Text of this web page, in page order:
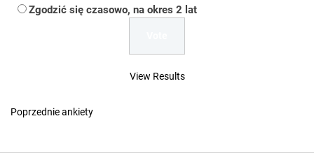
Zgodzić się czasowo, na okres 2 lat
View Results
Poprzednie ankiety